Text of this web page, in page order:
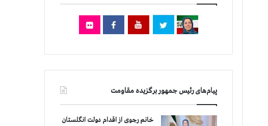
پیام‌های رئیس جمهور برگزیده مقاومت
خانم رجوی از اقدام دولت انگلستان